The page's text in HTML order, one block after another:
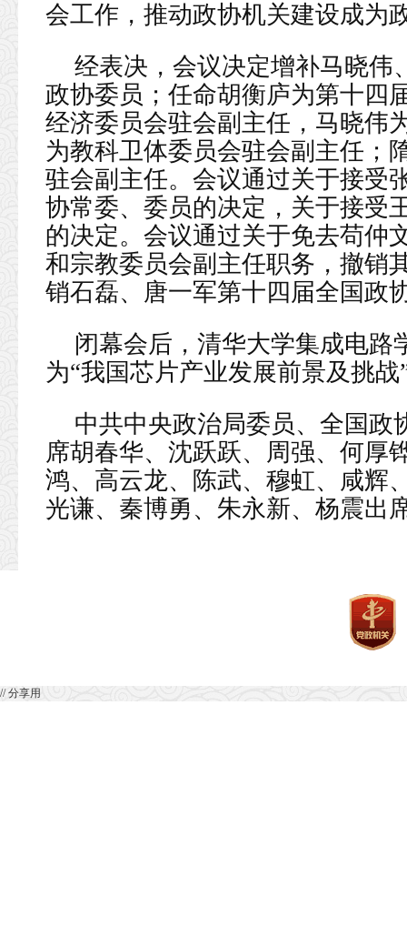
会工作，推动政协机关建设成为
经表决，会议决定增补马晓伟
政协委员；任命胡衡庐为第十四
经济委员会驻会副主任，马晓伟
为教科卫体委员会驻会副主任；
驻会副主任。会议通过关于接受
协常委、委员的决定，关于接受
的决定。会议通过关于免去苟仲
和宗教委员会副主任职务，撤销
销石磊、唐一军第十四届全国政
闭幕会后，清华大学集成电路
为“我国芯片产业发展前景及挑
中共中央政治局委员、全国政
席胡春华、沈跃跃、周强、何厚
鸿、高云龙、陈武、穆虹、咸辉
光谦、秦博勇、朱永新、杨震出
// 分享用